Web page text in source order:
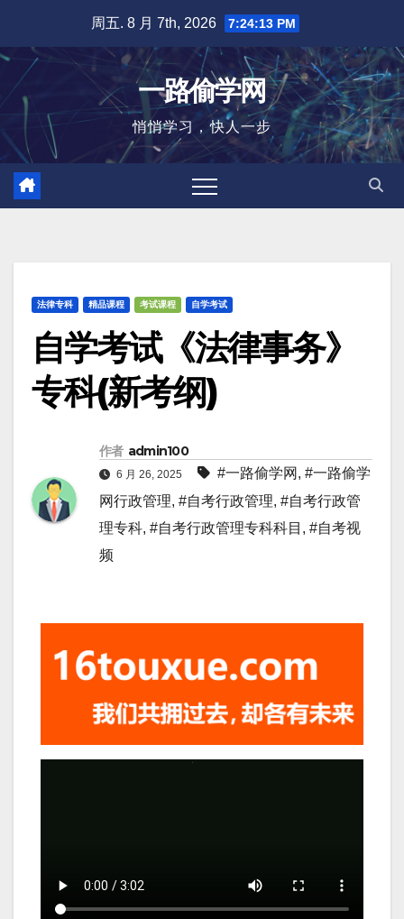
内
容
周五. 8 月 7th, 2026 7:24:15 PM
一路偷学网
悄悄学习，快人一步
法律专科 精品课程 考试课程 自学考试
自学考试《法律事务》
专科(新考纲)
作者 admin100
6 月 26, 2025 #一路偷学网 , #一路偷学
网行政管理, #自考行政管理, #自考行政管
理专科, #自考行政管理专科科目 , #自考视
频